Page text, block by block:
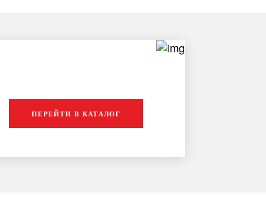
ПЕРЕЙТИ В КАТАЛОГ